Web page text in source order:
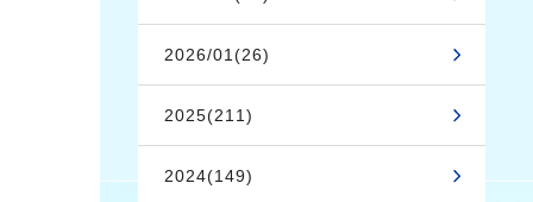
2026/01(26)
2025(211)
2024(149)